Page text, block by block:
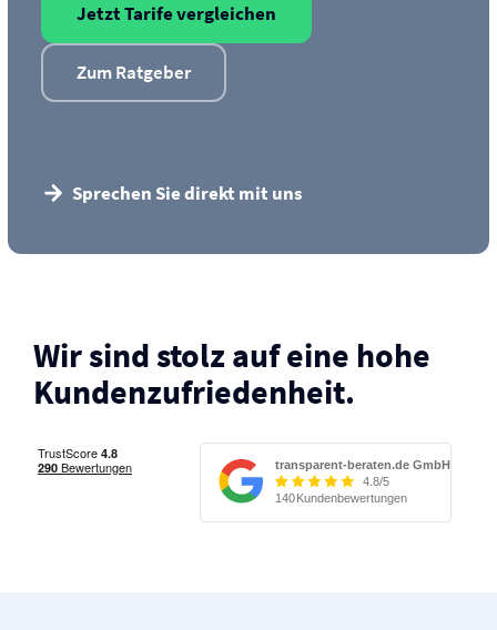
Jetzt Tarife vergleichen
Zum Ratgeber
Sprechen Sie direkt mit uns
Wir sind stolz auf eine hohe
Kunden­zufriedenheit.